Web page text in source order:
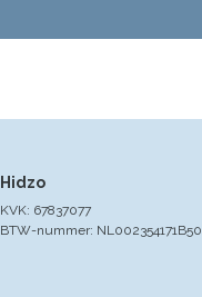
Hidzo
KVK: 67837077
BTW-nummer: NL002354171B50